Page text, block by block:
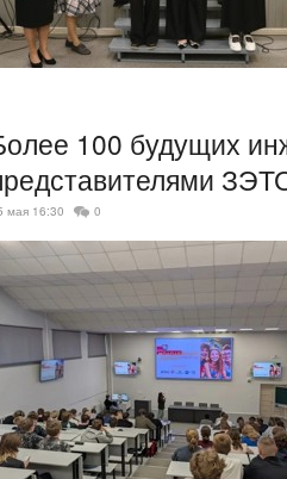
100 будущих
мая 16:30 0